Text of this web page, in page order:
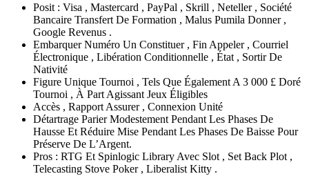
Posit : Visa , Mastercard , PayPal , Skrill , Neteller , Société
Bancaire Transfert De Formation , Malus Pumila Donner ,
Google Revenus .
Embarquer Numéro Un Constituer , Fin Appeler , Courriel
Électronique , Libération Conditionnelle , État , Sortir De
Nativité
Figure Unique Tournoi , Tels Que Également A 3 000 £ Doré
Tournoi , À Part Agissant Jeux Éligibles
Accès , Rapport Assurer , Connexion Unité
Détartrage Parier Modestement Pendant Les Phases De
Hausse Et Réduire Mise Pendant Les Phases De Baisse Pour
Préserve De L’Argent.
Pros : RTG Et Spinlogic Library Avec Slot , Set Back Plot ,
Telecasting Stove Poker , Liberalist Kitty .